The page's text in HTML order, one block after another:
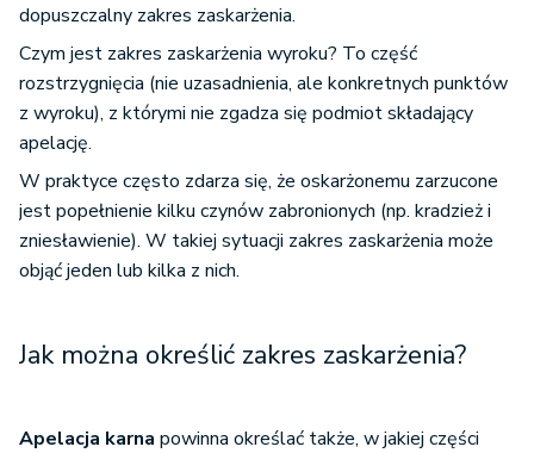
dopuszczalny zakres zaskarżenia.
Czym jest zakres zaskarżenia wyroku? To część
rozstrzygnięcia (nie uzasadnienia, ale konkretnych punktów
z wyroku), z którymi nie zgadza się podmiot składający
apelację.
W praktyce często zdarza się, że oskarżonemu zarzucone
jest popełnienie kilku czynów zabronionych (np. kradzież i
zniesławienie). W takiej sytuacji zakres zaskarżenia może
objąć jeden lub kilka z nich.
Jak można określić zakres zaskarżenia?
Apelacja karna powinna określać także, w jakiej części